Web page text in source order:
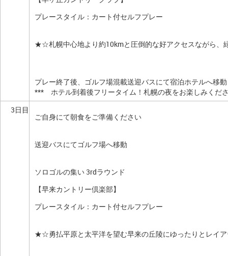
プレースタイル：カート付セルフプレー
★☆札幌中心地より約10kmと圧倒的な好アクセスながら、
プレー終了後、ゴルフ場混載送迎バスにて宿泊ホテルへ移動
*** ホテル到着後フリータイム！札幌の夜をお楽しみく
3日目
ご自身にて朝食をご準備ください
送迎バスにてゴルフ場へ移動
ソロゴルの集い 3rdラウンド
【早来カントリー倶楽部】
プレースタイル：カート付セルフプレー
★☆勇払平原と太平洋を望む早来の丘陵にゆったりとレイ